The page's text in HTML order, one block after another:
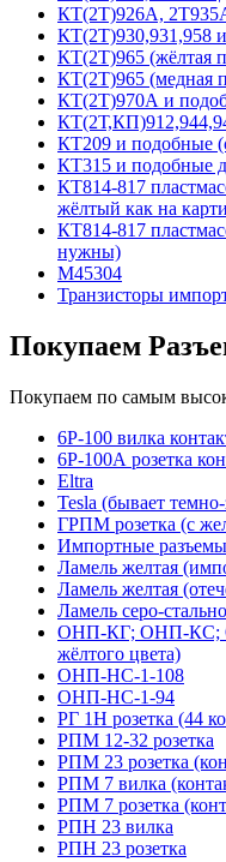
КТ(2Т)926А,
КТ(2Т)930,931,958
КТ(2Т)965 (жёлтая
КТ(2Т)965 (медная
КТ(2Т)970А и
КТ209 и подобные
КТ315 и подобные
КТ814-817
жёлтый как на
КТ814-817
нужны)
М45304
Транзисторы
Покупаем
Покупаем по самым
6Р-100 вилка
6Р-100А розетка
Eltra
Tesla (бывает
ГРПМ розетка (с
Импортные разъемы
Ламель желтая
Ламель желтая
Ламель серо-
ОНП-КГ; ОНП-КС;
жёлтого цвета)
ОНП-НС-1-108
ОНП-НС-1-94
РГ 1Н розетка (44
РПМ 12-32 розетка
РПМ 23 розетка
РПМ 7 вилка
РПМ 7 розетка
РПН 23 вилка
РПН 23 розетка